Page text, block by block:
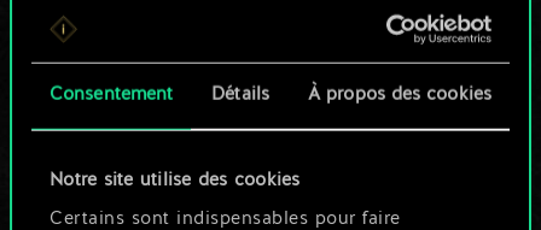
Consentement Détails À propos des cookies
Notre site utilise des cookies
Certains sont indispensables pour faire
n'est qu'un jeu de
cartes partagé.
Mais cela peut être
tellement plus !